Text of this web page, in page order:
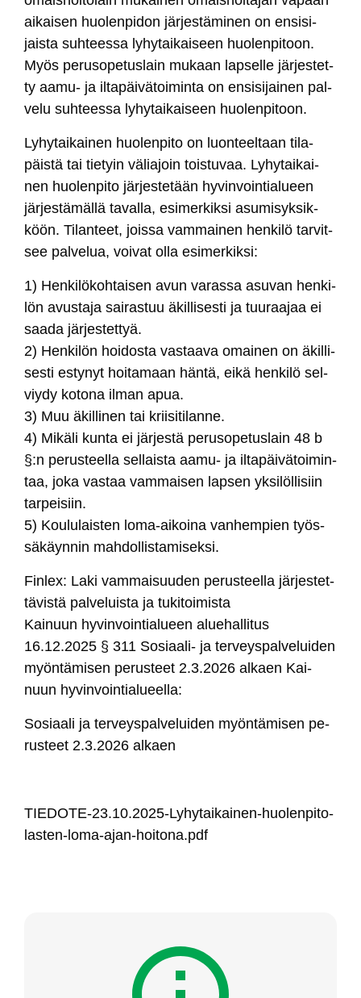
ai­kai­sen huo­len­pi­don jär­jes­tä­mi­nen on en­si­si­
jais­ta suh­tees­sa ly­hy­tai­kai­seen huo­len­pi­toon.
Myös pe­ru­so­pe­tus­lain mu­kaan lap­sel­le jär­jes­tet­
ty aa­mu- ja il­ta­päi­vä­toi­min­ta on en­si­si­jai­nen pal­
ve­lu suh­tees­sa ly­hy­tai­kai­seen huo­len­pi­toon.
Ly­hy­tai­kai­nen huo­len­pi­to on luon­teel­taan ti­la­
päis­tä tai tie­tyin vä­lia­join tois­tu­vaa. Ly­hy­tai­kai­
nen huo­len­pi­to jär­jes­te­tään hy­vin­voin­tia­lueen
jär­jes­tä­mäl­lä ta­val­la, esi­mer­kik­si asu­mi­syk­sik­
köön. Ti­lan­teet, jois­sa vam­mai­nen hen­ki­lö tar­vit­
see pal­ve­lua, voi­vat ol­la esi­mer­kik­si:
1) Hen­ki­lö­koh­tai­sen avun va­ras­sa asu­van hen­ki­
lön avus­ta­ja sai­ras­tuu äkil­li­ses­ti ja tuu­raa­jaa ei
saa­da jär­jes­tet­tyä.
2) Hen­ki­lön hoi­dos­ta vas­taa­va omai­nen on äkil­li­
ses­ti es­ty­nyt hoi­ta­maan hän­tä, ei­kä hen­ki­lö sel­
viy­dy ko­to­na il­man apua.
3) Muu äkil­li­nen tai krii­si­ti­lan­ne.
4) Mi­kä­li kun­ta ei jär­jes­tä pe­ru­so­pe­tus­lain 48 b
§:n pe­rus­teel­la sel­lais­ta aa­mu- ja il­ta­päi­vä­toi­min­
taa, jo­ka vas­taa vam­mai­sen lap­sen yk­si­löl­li­siin
tar­pei­siin.
5) Kou­lu­lais­ten lo­ma-ai­koi­na van­hem­pien työs­
sä­käyn­nin mah­dol­lis­ta­mi­sek­si.
Fin­lex: La­ki vam­mai­suu­den pe­rus­teel­la jär­jes­tet­
tä­vis­tä pal­ve­luis­ta ja tu­ki­toi­mis­ta
Kai­nuun hy­vin­voin­tia­lueen alue­hal­li­tus
16.12.2025 § 311 So­siaa­li- ja ter­veys­pal­ve­lui­den
myön­tä­mi­sen pe­rus­teet 2.3.2026 al­kaen Kai­
nuun hy­vin­voin­tia­lueel­la:
So­siaa­li ja ter­veys­pal­ve­lui­den myön­tä­mi­sen pe­
rus­teet 2.3.2026 al­kaen
TIE­DO­TE-23.10.2025-Ly­hy­tai­kai­nen-huo­len­pi­to-
las­ten-lo­ma-ajan-hoi­to­na.pdf